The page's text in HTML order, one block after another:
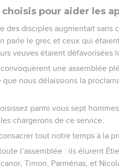
pour aider les
des disciples augmentait
parle le grec et ceux qui
veuves étaient défavorisées
une assemblée
que nous délaissions la
parmi vous sept
chargerons de ce service.
tout notre temps à la
l’assemblée : ils élurent
Timon, Parménas, et